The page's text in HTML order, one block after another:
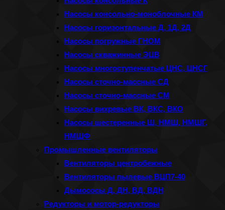
Насосы консольно-моноблочные КМ
Насосы горизонтальные Д, 1Д, 2Д
Насосы погружные ГНОМ
Насосы скважинные ЭЦВ
Насосы многоступенчатые ЦНС, ЦНСГ
Насосы сточно-массные СД
Насосы сточно-массные СМ
Насосы вихревые ВК, ВКС, ВКО
Насосы шестеренные Ш, НМШ, НМШГ,
НМШФ
Промышленные вентиляторы
Вентиляторы центробежные
Вентиляторы пылевые ВЦП7-40
Дымососы Д, ДН, ВД, ВДН
Редукторы и мотор-редукторы